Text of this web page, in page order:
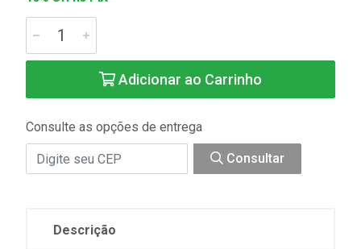
Adicionar ao Carrinho
Consulte as opções de entrega
Consultar
Descrição